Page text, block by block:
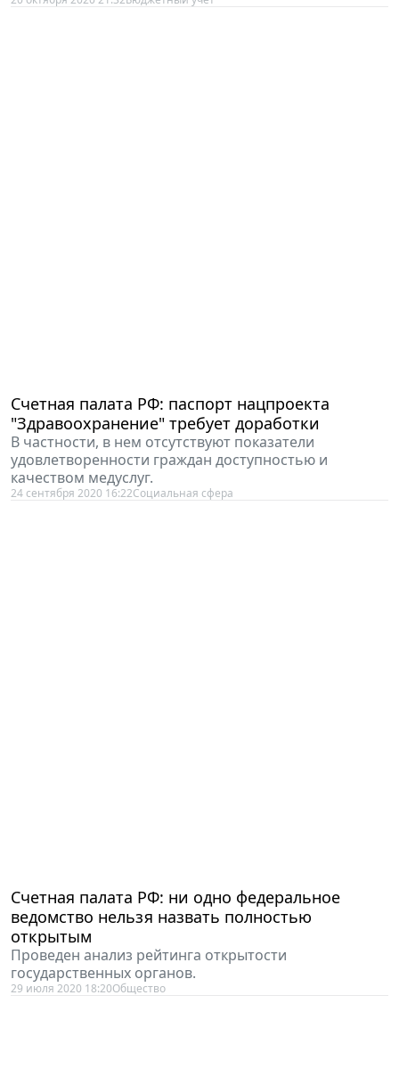
Счетная палата РФ: паспорт нацпроекта
"Здравоохранение" требует доработки
В частности, в нем отсутствуют показатели
удовлетворенности граждан доступностью и
качеством медуслуг.
24 сентября 2020 16:22Социальная сфера
Счетная палата РФ: ни одно федеральное
ведомство нельзя назвать полностью
открытым
Проведен анализ рейтинга открытости
государственных органов.
29 июля 2020 18:20Общество